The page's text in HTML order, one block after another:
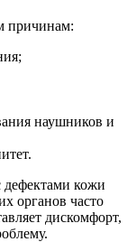
причинам:
наушников и
дефектами кожи
органов часто
дискомфорт,